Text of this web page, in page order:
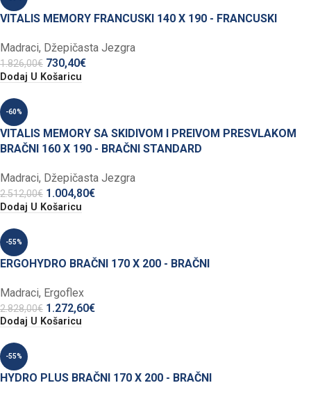
VITALIS MEMORY FRANCUSKI 140 X 190 - FRANCUSKI
Madraci, Džepičasta Jezgra
1.826,00€ 730,40€
Dodaj U Košaricu
-60%
VITALIS MEMORY SA SKIDIVOM I PREIVOM PRESVLAKOM
BRAČNI 160 X 190 - BRAČNI STANDARD
Madraci, Džepičasta Jezgra
2.512,00€ 1.004,80€
Dodaj U Košaricu
-55%
ERGOHYDRO BRAČNI 170 X 200 - BRAČNI
Madraci, Ergoflex
2.828,00€ 1.272,60€
Dodaj U Košaricu
-55%
HYDRO PLUS BRAČNI 170 X 200 - BRAČNI